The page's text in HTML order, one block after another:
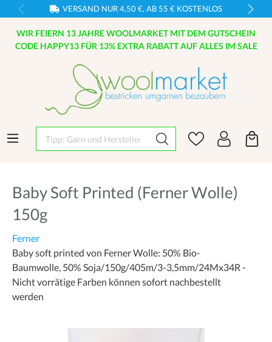
VERSAND NUR 4,50 €, AB 55 € KOSTENLOS
WIR FEIERN 13 JAHRE WOOLMARKET MIT DEM GUTSCHEIN
CODE HAPPY13 FÜR 13% EXTRA RABATT AUF ALLES IM SALE
Tipp: Garn und Hersteller eingeben
Baby Soft Printed (Ferner Wolle)
150g
Ferner
Baby soft printed von Ferner Wolle: 50% Bio-
Baumwolle, 50% Soja/150g/405m/3-3,5mm/24Mx34R -
Nicht vorrätige Farben können sofort nachbestellt
werden